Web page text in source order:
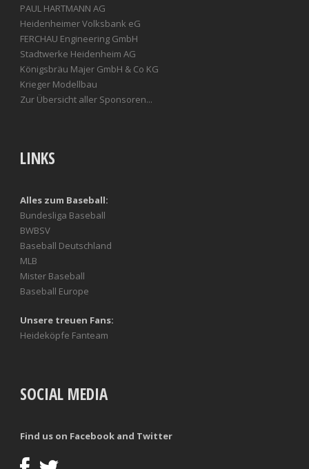
PAUL HARTMANN AG
Heidenheimer Volksbank eG
FERCHAU Engineering GmbH
Stadtwerke Heidenheim AG
Königsbräu Majer GmbH & Co KG
Krieger Modellbau
Zur Übersicht aller Sponsoren...
LINKS
Alles zum Baseball:
Bundesliga Baseball
BWBSV
Baseball Deutschland
MLB
Mister Baseball
Baseball Europe
Unsere treuen Fans:
Heideköpfe Fanteam
SOCIAL MEDIA
Find us on Facebook and Twitter